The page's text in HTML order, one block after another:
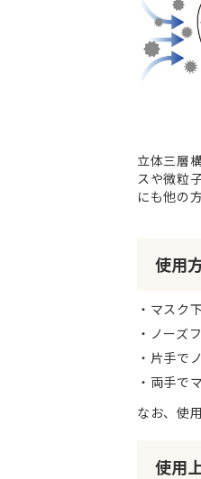
立体三層
スや微粒
にも他の
使用
マスク
ノーズ
片手で
両手で
なお、使
使用